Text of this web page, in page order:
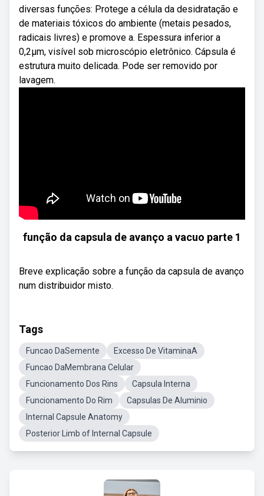
diversas funções: Protege a célula da desidratação e
de materiais tóxicos do ambiente (metais pesados,
radicais livres) e promove a. Espessura inferior a
0,2µm, visível sob microscópio eletrônico. Cápsula é
estrutura muito delicada. Pode ser removido por
lavagem.
função da capsula de avanço a vacuo parte 1
Breve explicação sobre a função da capsula de avanço
num distribuidor misto.
Tags
Funcao DaSemente
Excesso De VitaminaA
Funcao DaMembrana Celular
Funcionamento Dos Rins
Capsula Interna
Funcionamento Do Rim
Capsulas De Aluminio
Internal Capsule Anatomy
Posterior Limb of Internal Capsule